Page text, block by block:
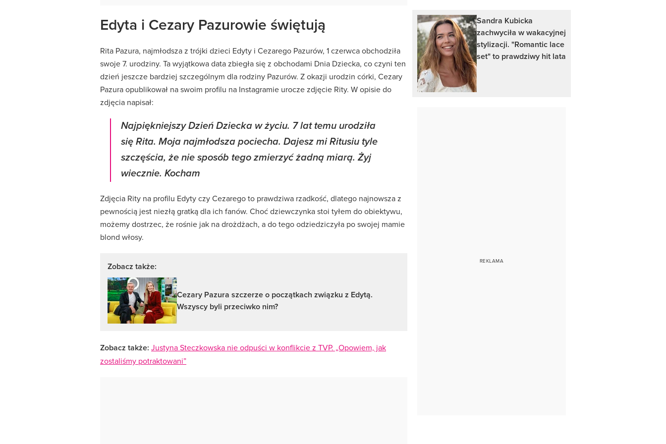
Edyta i Cezary Pazurowie świętują
Rita Pazura, najmłodsza z trójki dzieci Edyty i Cezarego Pazurów, 1 czerwca obchodziła
swoje 7. urodziny. Ta wyjątkowa data zbiegła się z obchodami Dnia Dziecka, co czyni ten
dzień jeszcze bardziej szczególnym dla rodziny Pazurów. Z okazji urodzin córki, Cezary
Pazura opublikował na swoim profilu na Instagramie urocze zdjęcie Rity. W opisie do
zdjęcia napisał:
Najpiękniejszy Dzień Dziecka w życiu. 7 lat temu urodziła
się Rita. Moja najmłodsza pociecha. Dajesz mi Ritusiu tyle
szczęścia, że nie sposób tego zmierzyć żadną miarą. Żyj
wiecznie. Kocham
Zdjęcia Rity na profilu Edyty czy Cezarego to prawdziwa rzadkość, dlatego najnowsza z
pewnością jest niezłą gratką dla ich fanów. Choć dziewczynka stoi tyłem do obiektywu,
możemy dostrzec, że rośnie jak na drożdżach, a do tego odziedziczyła po swojej mamie
blond włosy.
Zobacz także:
Cezary Pazura szczerze o początkach związku z Edytą.
Wszyscy byli przeciwko nim?
Zobacz także: Justyna Steczkowska nie odpuści w konflikcie z TVP. „Opowiem, jak
zostaliśmy potraktowani”
Sandra Kubicka
zachwyciła w wakacyjnej
stylizacji. "Romantic lace
set" to prawdziwy hit lata